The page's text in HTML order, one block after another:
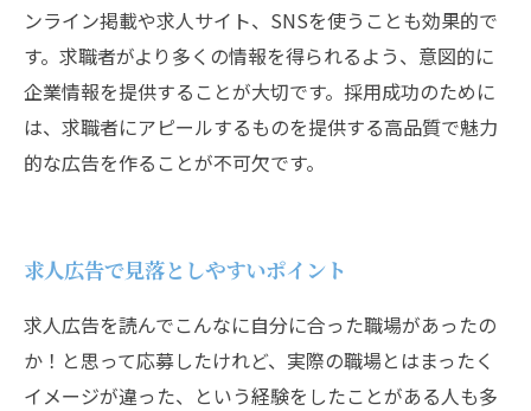
ンライン掲載や求人サイト、SNSを使うことも効果的で
す。求職者がより多くの情報を得られるよう、意図的に
企業情報を提供することが大切です。採用成功のために
は、求職者にアピールするものを提供する高品質で魅力
的な広告を作ることが不可欠です。
求人広告で見落としやすいポイント
求人広告を読んでこんなに自分に合った職場があったの
か！と思って応募したけれど、実際の職場とはまったく
イメージが違った、という経験をしたことがある人も多